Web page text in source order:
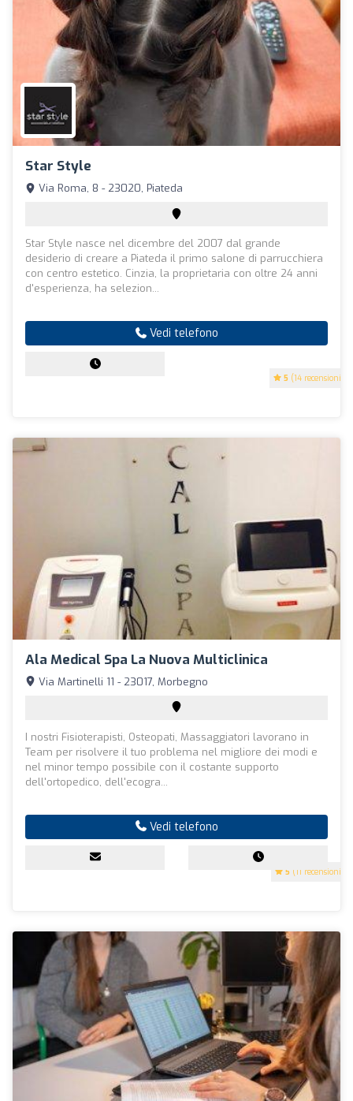
Star Style
5 (14 recensioni)
Via Roma, 8 - 23020, Piateda
Star Style nasce nel dicembre del 2007 dal grande
desiderio di creare a Piateda il primo salone di parrucchiera
con centro estetico. Cinzia, la proprietaria con oltre 24 anni
d'esperienza, ha selezion...
Vedi telefono
Ala Medical Spa La Nuova Multiclinica
5 (11 recensioni)
Via Martinelli 11 - 23017, Morbegno
I nostri Fisioterapisti, Osteopati, Massaggiatori lavorano in
Team per risolvere il tuo problema nel migliore dei modi e
nel minor tempo possibile con il costante supporto
dell'ortopedico, dell'ecogra...
Vedi telefono